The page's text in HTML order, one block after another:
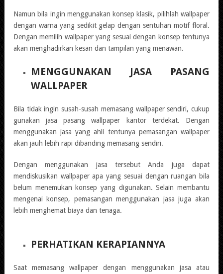
Namun bila ingin menggunakan konsep klasik, pilihlah wallpaper
dengan warna yang sedikit gelap dengan sentuhan motif floral.
Dengan memilih wallpaper yang sesuai dengan konsep tentunya
akan menghadirkan kesan dan tampilan yang menawan.
MENGGUNAKAN JASA PASANG
WALLPAPER
Bila tidak ingin susah-susah memasang wallpaper sendiri, cukup
gunakan jasa pasang wallpaper kantor terdekat. Dengan
menggunakan jasa yang ahli tentunya pemasangan wallpaper
akan jauh lebih rapi dibanding memasang sendiri.
Dengan menggunakan jasa tersebut Anda juga dapat
mendiskusikan wallpaper apa yang sesuai dengan ruangan bila
belum menemukan konsep yang digunakan. Selain membantu
mengenai konsep, pemasangan menggunakan jasa juga akan
lebih menghemat biaya dan tenaga.
PERHATIKAN KERAPIANNYA
Saat memasang wallpaper dengan menggunakan jasa atau